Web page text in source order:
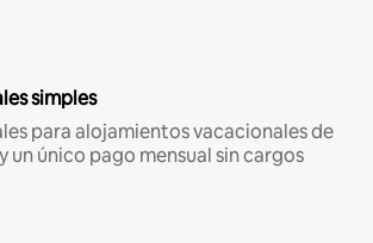
simples
para alojamientos vacacionales de
un único pago mensual sin cargos